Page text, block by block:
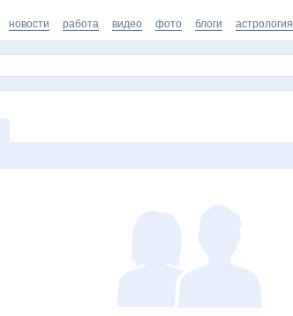
новости работа видео фото блоги астрология